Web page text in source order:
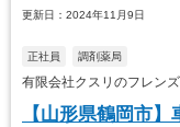
更新日：2024年11月9日
正社員 調剤薬局
有限会社クスリのフレン
【山形県鶴岡市